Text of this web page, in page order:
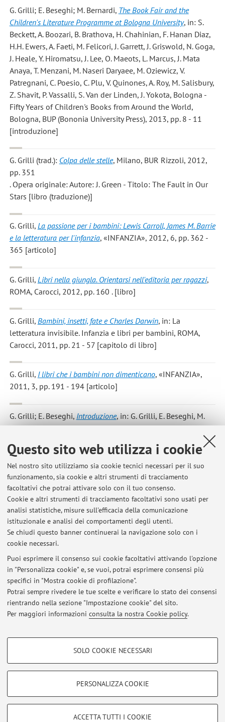
Questo sito web utilizza i cookie
Nel nostro sito utilizziamo sia cookie tecnici necessari per il suo
funzionamento, sia cookie e altri strumenti di tracciamento
facoltativi che potrai attivare solo con il tuo consenso.
Cookie e altri strumenti di tracciamento facoltativi sono usati per
analisi statistiche, misure sull'efficacia della comunicazione
istituzionale e analisi dei comportamenti degli utenti.
Se chiudi questo banner continuerai la navigazione solo con i
cookie necessari.
Puoi esprimere il consenso sui cookie facoltativi attivando l'opzione
in "Personalizza cookie" e, se vuoi, potrai esprimere consensi più
specifici in "Mostra cookie di profilazione".
Potrai sempre rivedere le tue scelte e verificare lo stato dei consensi
rientrando nella sezione "Impostazione cookie" del sito.
Per maggiori informazioni consulta la nostra Cookie policy.
COOKIE DI PROFILAZIONE - FACOLTATIVI
COOKIE TECNICI - NECESSARI
SOLO COOKIE NECESSARI
PERSONALIZZA COOKIE
ACCETTA TUTTI I COOKIE
G. Grilli; E. Beseghi; M. Bernardi, The Book Fair and the
Children's Literature Programme at Bologna University, in: S.
Beckett, A. Boozari, B. Brathova, H. Chahinian, F. Hanan Diaz,
H.H. Ewers, A. Faeti, M. Felicori, J. Garrett, J. Griswold, N. Goga,
J. Heale, Y. Hiromatsu, J. Lee, O. Maeots, L. Marcus, J. Mata
Anaya, T. Menzani, M. Naseri Daryaee, M. Oziewicz, V.
Patregnani, C. Poesio, C. Plu, V. Quinones, A. Roy, M. Salisbury,
Z. Shavit, P. Vassalli, S. Van der Linden, J. Yokota, Bologna -
Fifty Years of Children's Books from Around the World,
Bologna, BUP (Bononia University Press), 2013, pp. 8 - 11
[introduzione]
G. Grilli (trad.): Colpa delle stelle, Milano, BUR Rizzoli, 2012,
pp. 351
. Opera originale: Autore: J. Green - Titolo: The Fault in Our
Stars [libro (traduzione)]
G. Grilli, La passione per i bambini: Lewis Carroll, James M. Barrie
e la letteratura per l'infanzia, «INFANZIA», 2012, 6, pp. 362 -
365 [articolo]
G. Grilli, Libri nella giungla. Orientarsi nell'editoria per ragazzi,
ROMA, Carocci, 2012, pp. 160 . [libro]
G. Grilli, Bambini, insetti, fate e Charles Darwin, in: La
letteratura invisibile. Infanzia e libri per bambini, ROMA,
Carocci, 2011, pp. 21 - 57 [capitolo di libro]
G. Grilli, I libri che i bambini non dimenticano, «INFANZIA»,
2011, 3, pp. 191 - 194 [articolo]
G. Grilli; E. Beseghi, Introduzione, in: G. Grilli, E. Beseghi, M.
Bernardi, W. Grandi, M. Terrusi, A. Antoniazzi, La letteratura
invisibile. Infanzia e libri per bambini., ROMA, Carocci, 2011,
pp. 11 - 21 [introduzione]
Pubblicazioni antecedenti il 2004
Ultimi avvisi
Adesione allo sciopero del 22 settembre
Pubblicato il: 20 settembre 2025
Area riservata
Accedi tramiteloginper gestire tutti i contenuti del sito.
Zamboni, 33 - 40126 Bologna - Partita IVA: 01131710376